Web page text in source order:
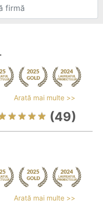
Arată mai multe >>
(49)
Arată mai multe >>